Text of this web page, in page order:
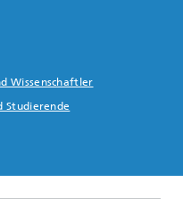
Wissenschaftler
Studierende